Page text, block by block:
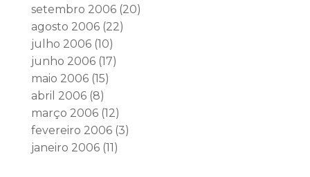
setembro 2006(20)
agosto 2006(22)
julho 2006(10)
junho 2006(17)
maio 2006(15)
abril 2006(8)
março 2006(12)
fevereiro 2006(3)
janeiro 2006(11)